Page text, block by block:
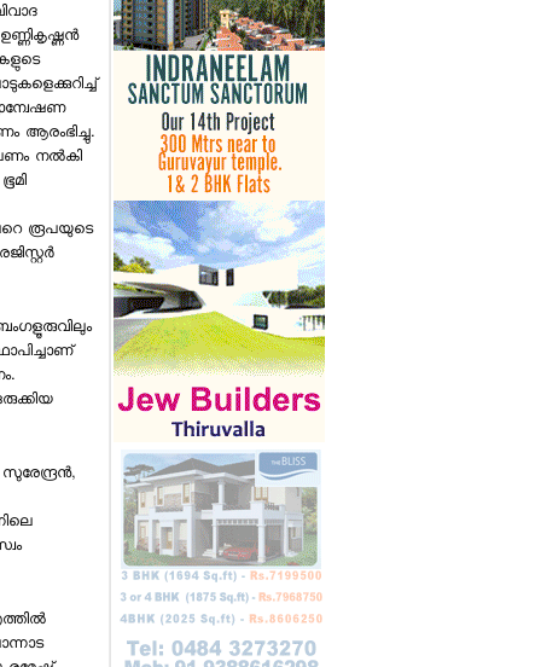
ആരംഭിച്ചു.
നല്‍കി
രൂപയുടെ
വിസ്മയയുടെ ആദ്യ സിനിമ
കണ്ട ശേഷം സംവിധായകന് 3